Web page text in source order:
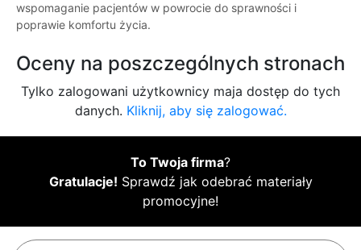
wspomaganie pacjentów w powrocie do sprawności i
poprawie komfortu życia.
Oceny na poszczególnych stronach
Tylko zalogowani użytkownicy maja dostęp do tych
danych. Kliknij, aby się zalogować.
To Twoja firma?
Gratulacje! Sprawdź jak odebrać materiały
promocyjne!